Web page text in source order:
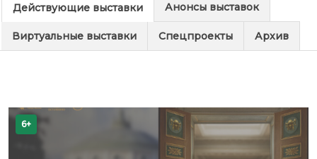
Действующие выставки Анонсы выставок
Виртуальные выставки Спецпроекты Архив
6+